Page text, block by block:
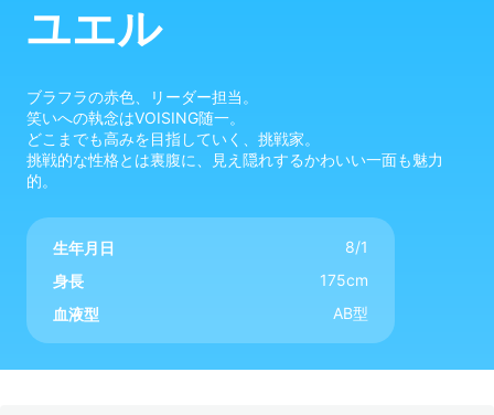
ユエル
ブラフラの赤色、リーダー担当。
笑いへの執念はVOISING随一。
どこまでも高みを目指していく、挑戦家。
挑戦的な性格とは裏腹に、見え隠れするかわいい一面も魅力
的。
生年月日
8/1
身長
175cm
血液型
AB型